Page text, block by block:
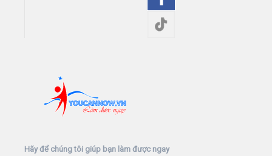
Hãy để chúng tôi giúp bạn làm được ngay